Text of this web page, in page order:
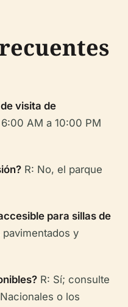
visita de
6:00 AM a 10:00 PM
R: No, el parque
para sillas de
y
R: Sí; consulte
o los